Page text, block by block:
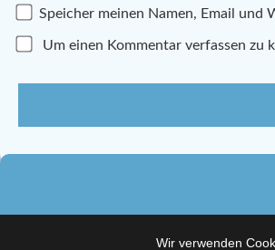
Speicher meinen Namen, Email und
Um einen Kommentar verfassen zu
Wir verwenden